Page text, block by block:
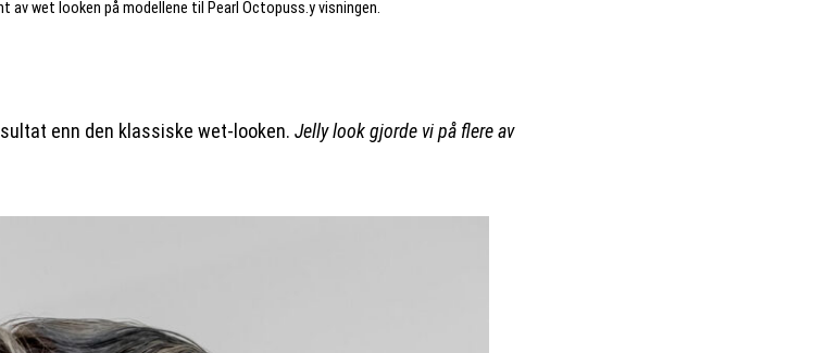
av wet looken på modellene til Pearl Octopuss.y visningen.
enn den klassiske wet-looken. Jelly look gjorde vi på flere av